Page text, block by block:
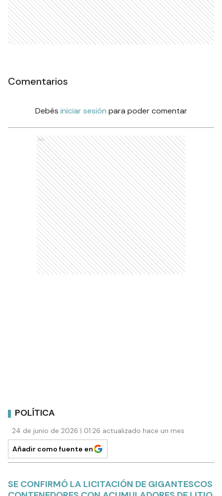
Comentarios
Debés iniciar sesión para poder comentar
Ads
POLÍTICA
24 de junio de 2026 | 01:26 actualizado hace un mes
Añadir como fuente en
SE CONFIRMÓ LA LICITACIÓN DE GIGANTESCOS